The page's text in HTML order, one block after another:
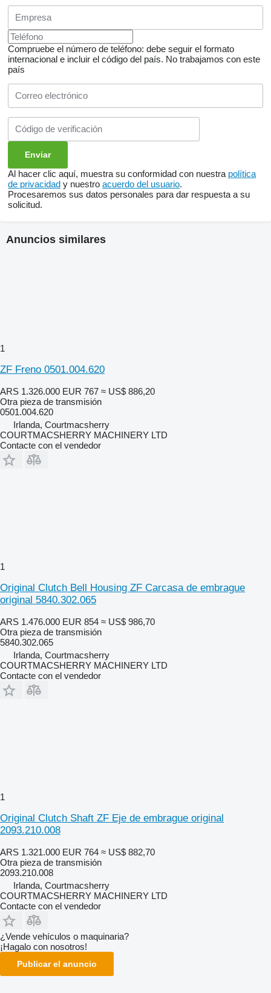
Compruebe el número de teléfono: debe seguir el formato
internacional e incluir el código del país. No trabajamos con este
país
Al hacer clic aquí, muestra su conformidad con nuestra política
de privacidad y nuestro acuerdo del usuario.
Procesaremos sus datos personales para dar respuesta a su
solicitud.
Anuncios similares
1
ZF Freno 0501.004.620
ARS 1.326.000 EUR 767 ≈ US$ 886,20
Otra pieza de transmisión
0501.004.620
Irlanda, Courtmacsherry
COURTMACSHERRY MACHINERY LTD
Contacte con el vendedor
1
Original Clutch Bell Housing ZF Carcasa de embrague
original 5840.302.065
ARS 1.476.000 EUR 854 ≈ US$ 986,70
Otra pieza de transmisión
5840.302.065
Irlanda, Courtmacsherry
COURTMACSHERRY MACHINERY LTD
Contacte con el vendedor
1
Original Clutch Shaft ZF Eje de embrague original
2093.210.008
ARS 1.321.000 EUR 764 ≈ US$ 882,70
Otra pieza de transmisión
2093.210.008
Irlanda, Courtmacsherry
COURTMACSHERRY MACHINERY LTD
Contacte con el vendedor
¿Vende vehículos o maquinaria?
¡Hagalo con nosotros!
Publicar el anuncio